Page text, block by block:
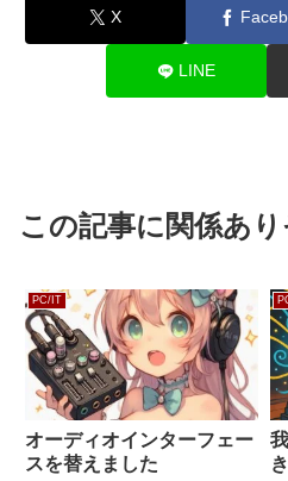
X
LINE
この記事に関係あ
PC/IT
オーディオインターフェー
スを替えました